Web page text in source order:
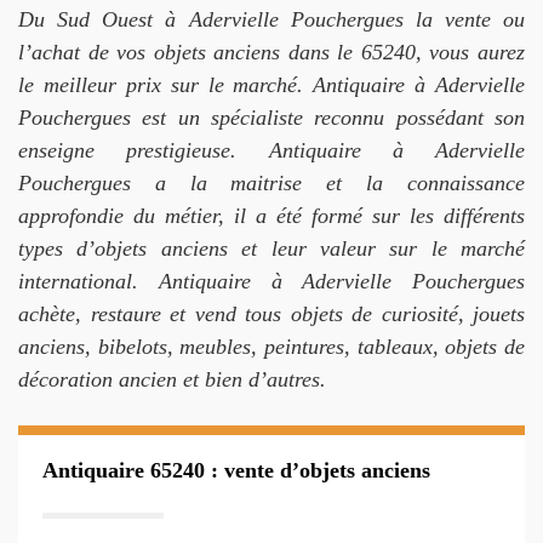
Du Sud Ouest à Adervielle Pouchergues la vente ou
l’achat de vos objets anciens dans le 65240, vous aurez
le meilleur prix sur le marché. Antiquaire à Adervielle
Pouchergues est un spécialiste reconnu possédant son
enseigne prestigieuse. Antiquaire à Adervielle
Pouchergues a la maitrise et la connaissance
approfondie du métier, il a été formé sur les différents
types d’objets anciens et leur valeur sur le marché
international. Antiquaire à Adervielle Pouchergues
achète, restaure et vend tous objets de curiosité, jouets
anciens, bibelots, meubles, peintures, tableaux, objets de
décoration ancien et bien d’autres.
Antiquaire 65240 : vente d’objets anciens